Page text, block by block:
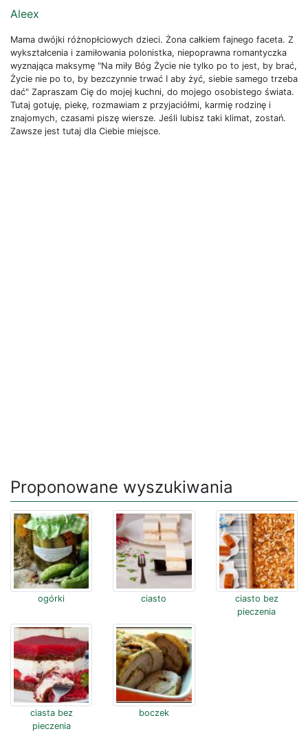
Aleex
Mama dwójki różnopłciowych dzieci. Żona całkiem fajnego faceta. Z
wykształcenia i zamiłowania polonistka, niepoprawna romantyczka
wyznająca maksymę "Na miły Bóg Życie nie tylko po to jest, by brać,
Życie nie po to, by bezczynnie trwać I aby żyć, siebie samego trzeba
dać" Zapraszam Cię do mojej kuchni, do mojego osobistego świata.
Tutaj gotuję, piekę, rozmawiam z przyjaciółmi, karmię rodzinę i
znajomych, czasami piszę wiersze. Jeśli lubisz taki klimat, zostań.
Zawsze jest tutaj dla Ciebie miejsce.
Proponowane wyszukiwania
ogórki ciasto
ciasto bez
pieczenia
ciasta bez
pieczenia
boczek